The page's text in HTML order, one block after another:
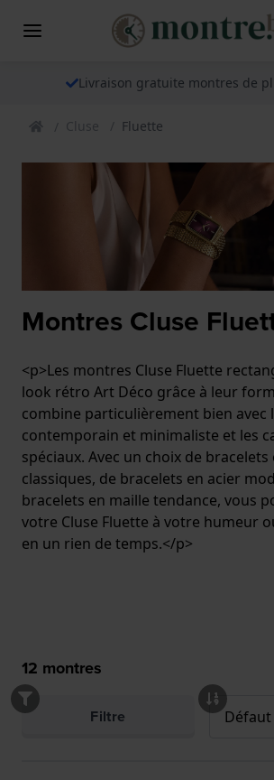
Livraison gratuite montres de
Cluse Fluette
Montres Cluse
<p>Les montres Cluse Fluette
look rétro Art Déco grâce à leur
combine particulièrement bien avec
contemporain et minimaliste et les
spéciaux. Avec un choix de bracelets
classiques, de bracelets en acier
bracelets en maille tendance, vous
votre Cluse Fluette à votre humeur
en un rien de temps.</p>
12 montres
Filtre